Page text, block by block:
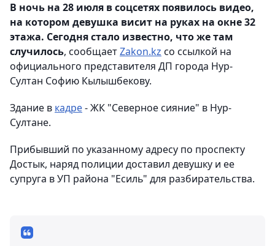
В ночь на 28 июля в соцсетях появилось видео,
на котором девушка висит на руках на окне 32
этажа. Сегодня стало известно, что же там
случилось, сообщаетZakon.kz со ссылкой на
официального представителя ДП города Нур-
Султан Софию Кылышбекову.
Здание в кадре- ЖК "Северное сияние" в Нур-
Султане.
Прибывший по указанному адресу по проспекту
Достык, наряд полиции доставил девушку и ее
супруга в УП района "Есиль" для разбирательства.